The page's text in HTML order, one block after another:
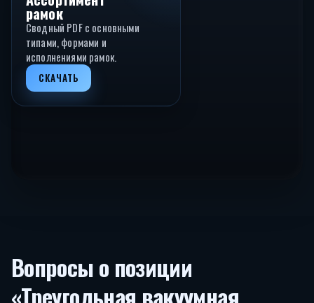
рамок
Сводный PDF с основными
типами, формами и
исполнениями рамок.
СКАЧАТЬ
Вопросы о позиции